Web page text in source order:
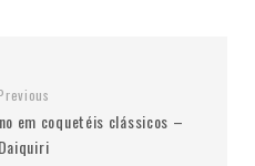
em coquetéis clássicos –
Daiquiri